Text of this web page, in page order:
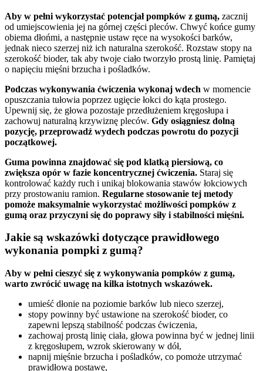
Aby w pełni wykorzystać potencjał pompków z gumą, zacznij
od umiejscowienia jej na górnej części pleców. Chwyć końce gumy
obiema dłońmi, a następnie ustaw ręce na wysokości barków,
jednak nieco szerzej niż ich naturalna szerokość. Rozstaw stopy na
szerokość bioder, tak aby twoje ciało tworzyło prostą linię. Pamiętaj
o napięciu mięśni brzucha i pośladków.
Podczas wykonywania ćwiczenia wykonaj wdech w momencie
opuszczania tułowia poprzez ugięcie łokci do kąta prostego.
Upewnij się, że głowa pozostaje przedłużeniem kręgosłupa i
zachowuj naturalną krzywiznę pleców. Gdy osiągniesz dolną
pozycję, przeprowadź wydech podczas powrotu do pozycji
początkowej.
Guma powinna znajdować się pod klatką piersiową, co
zwiększa opór w fazie koncentrycznej ćwiczenia. Staraj się
kontrolować każdy ruch i unikaj blokowania stawów łokciowych
przy prostowaniu ramion. Regularne stosowanie tej metody
pomoże maksymalnie wykorzystać możliwości pompków z
gumą oraz przyczyni się do poprawy siły i stabilności mięśni.
Jakie są wskazówki dotyczące prawidłowego
wykonania pompki z gumą?
Aby w pełni cieszyć się z wykonywania pompków z gumą,
warto zwrócić uwagę na kilka istotnych wskazówek.
umieść dłonie na poziomie barków lub nieco szerzej,
stopy powinny być ustawione na szerokość bioder, co
zapewni lepszą stabilność podczas ćwiczenia,
zachowaj prostą linię ciała, głowa powinna być w jednej linii
z kręgosłupem, wzrok skierowany w dół,
napnij mięśnie brzucha i pośladków, co pomoże utrzymać
prawidłową postawę,